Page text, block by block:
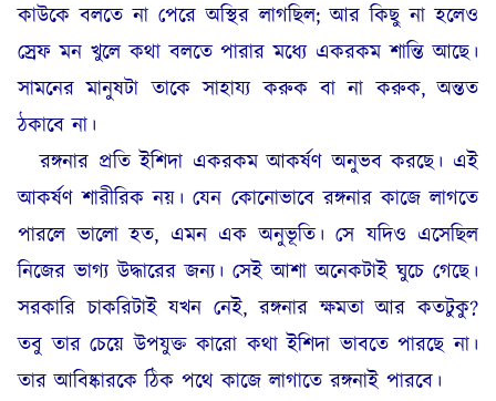
কাউকে বলতে না পেরে অস্থির লাগছিল; আর কিছু না হলেও
স্রেফ মন খুলে কথা বলতে পারার মধ্যে একরকম শান্তি আছে।
সামনের মানুষটা তাকে সাহায্য করুক বা না করুক, অন্তত
ঠকাবে না।
রঙ্গনার প্রতি ইশিদা একরকম আকর্ষণ অনুভব করছে। এই
আকর্ষণ শারীরিক নয়। যেন কোনোভাবে রঙ্গনার কাজে লাগতে
পারলে ভালো হত, এমন এক অনুভূতি। সে যদিও এসেছিল
নিজের ভাগ্য উদ্ধারের জন্য। সেই আশা অনেকটাই ঘুচে গেছে।
সরকারি চাকরিটাই যখন নেই, রঙ্গনার ক্ষমতা আর কতটুকু?
তবু তার চেয়ে উপযুক্ত কারো কথা ইশিদা ভাবতে পারছে না।
তার আবিষ্কারকে ঠিক পথে কাজে লাগাতে রঙ্গনাই পারবে।